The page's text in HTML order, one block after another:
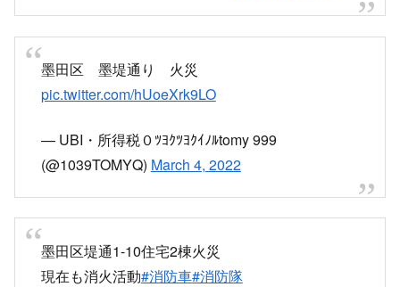
墨田区 墨堤通り 火災
pic.twitter.com/hUoeXrk9LO
— UBI・所得税０ﾂﾖｸﾂﾖｸｲﾉﾙtomy 999
(@1039TOMYQ) March 4, 2022
墨田区堤通1-10住宅2棟火災
現在も消火活動#消防車#消防隊